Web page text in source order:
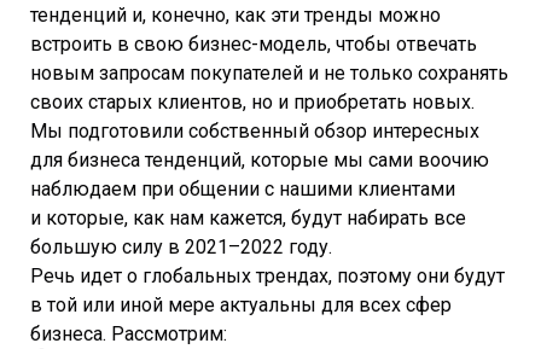
тенденций и, конечно, как эти тренды можно
встроить в свою бизнес-модель, чтобы отвечать
новым запросам покупателей и не только сохранять
своих старых клиентов, но и приобретать новых.
Мы подготовили собственный обзор интересных
для бизнеса тенденций, которые мы сами воочию
наблюдаем при общении с нашими клиентами
и которые, как нам кажется, будут набирать все
большую силу в 2021–2022 году.
Речь идет о глобальных трендах, поэтому они будут
в той или иной мере актуальны для всех сфер
бизнеса. Рассмотрим: